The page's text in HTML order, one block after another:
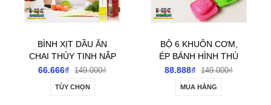
BỘ 6 KHUÔN CƠM,
ÉP BÁNH HÌNH THÚ
88.888₫ 149.000₫
MUA HÀNG
BỘ CƯA CẦM TAY ĐA
NĂNG 8 MÓN
166.666₫
260.000₫
MUA HÀNG